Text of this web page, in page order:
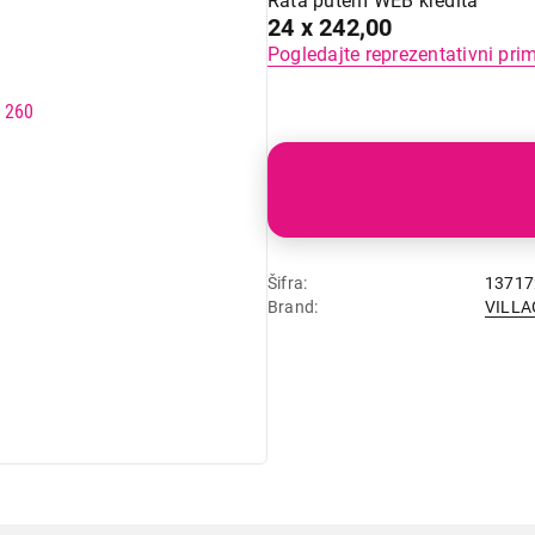
24 x 242,00
Pogledajte reprezentativni
Šifra
Brand